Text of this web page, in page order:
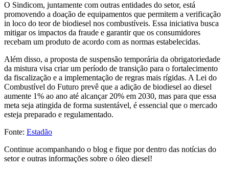
O Sindicom, juntamente com outras entidades do setor, está
promovendo a doação de equipamentos que permitem a verificação
in loco do teor de biodiesel nos combustíveis. Essa iniciativa busca
mitigar os impactos da fraude e garantir que os consumidores
recebam um produto de acordo com as normas estabelecidas.
Além disso, a proposta de suspensão temporária da obrigatoriedade
da mistura visa criar um período de transição para o fortalecimento
da fiscalização e a implementação de regras mais rígidas. A Lei do
Combustível do Futuro prevê que a adição de biodiesel ao diesel
aumente 1% ao ano até alcançar 20% em 2030, mas para que essa
meta seja atingida de forma sustentável, é essencial que o mercado
esteja preparado e regulamentado.
Fonte: Estadão
Continue acompanhando o blog e fique por dentro das notícias do
setor e outras informações sobre o óleo diesel!